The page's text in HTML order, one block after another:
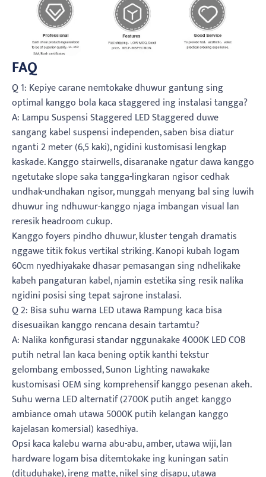
FAQ
Q 1: Kepiye carane nemtokake dhuwur gantung sing
optimal kanggo bola kaca staggered ing instalasi tangga?
A: Lampu Suspensi Staggered LED Staggered duwe
sangang kabel suspensi independen, saben bisa diatur
nganti 2 meter (6,5 kaki), ngidini kustomisasi lengkap
kaskade. Kanggo stairwells, disaranake ngatur dawa kanggo
ngetutake slope saka tangga-lingkaran ngisor cedhak
undhak-undhakan ngisor, munggah menyang bal sing luwih
dhuwur ing ndhuwur-kanggo njaga imbangan visual lan
reresik headroom cukup.
Kanggo foyers pindho dhuwur, kluster tengah dramatis
nggawe titik fokus vertikal striking. Kanopi kubah logam
60cm nyedhiyakake dhasar pemasangan sing ndhelikake
kabeh pangaturan kabel, njamin estetika sing resik nalika
ngidini posisi sing tepat sajrone instalasi.
Q 2: Bisa suhu warna LED utawa Rampung kaca bisa
disesuaikan kanggo rencana desain tartamtu?
A: Nalika konfigurasi standar nggunakake 4000K LED COB
putih netral lan kaca bening optik kanthi tekstur
gelombang embossed, Sunon Lighting nawakake
kustomisasi OEM sing komprehensif kanggo pesenan akeh.
Suhu werna LED alternatif (2700K putih anget kanggo
ambiance omah utawa 5000K putih kelangan kanggo
kajelasan komersial) kasedhiya.
Opsi kaca kalebu warna abu-abu, amber, utawa wiji, lan
hardware logam bisa ditemtokake ing kuningan satin
(dituduhake), ireng matte, nikel sing disapu, utawa